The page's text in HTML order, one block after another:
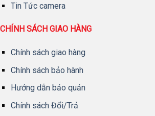
Tin Tức camera
CHÍNH SÁCH GIAO HÀNG
Chính sách giao hàng
Chính sách bảo hành
Hướng dẫn bảo quản
Chính sách Đổi/Trả